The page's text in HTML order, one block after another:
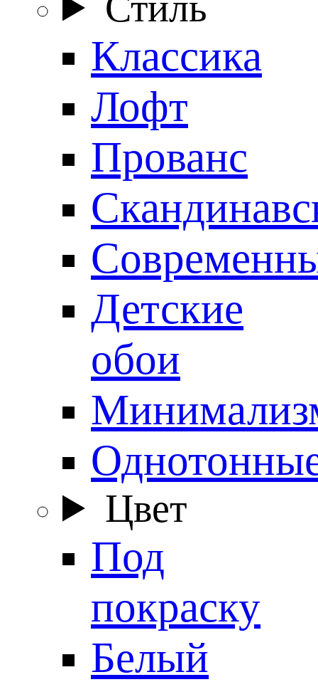
Классика
Лофт
Прованс
Детские
обои
Цвет
Под
покраску
Белый